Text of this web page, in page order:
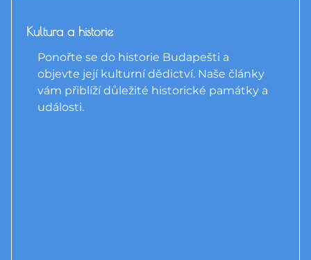
Kultura a historie
Ponořte se do historie Budapešti a
objevte její kulturní dědictví. Naše články
vám přiblíží důležité historické památky a
události.